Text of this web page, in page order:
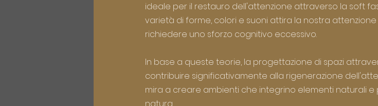
ideale per il restauro dell'attenzione attraverso la soft
varietà di forme, colori e suoni attira la nostra
richiedere uno sforzo cognitivo eccessivo.
In base a queste teorie, la progettazione di spazi
contribuire significativamente alla rigenerazione
mira a creare ambienti che integrino elementi naturali